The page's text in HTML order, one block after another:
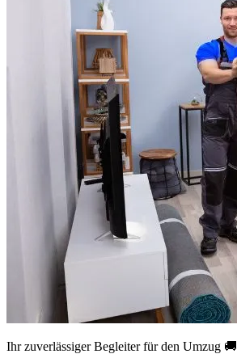
Ihr zuverlässiger Begleiter für den Umzug 🚚